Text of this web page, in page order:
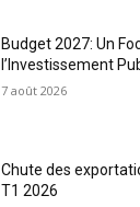
Budget 2027: Un
l’Investissement
7 août 2026
Chute des
T1 2026